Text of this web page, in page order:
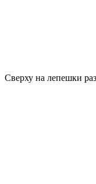
Сверху на лепешки